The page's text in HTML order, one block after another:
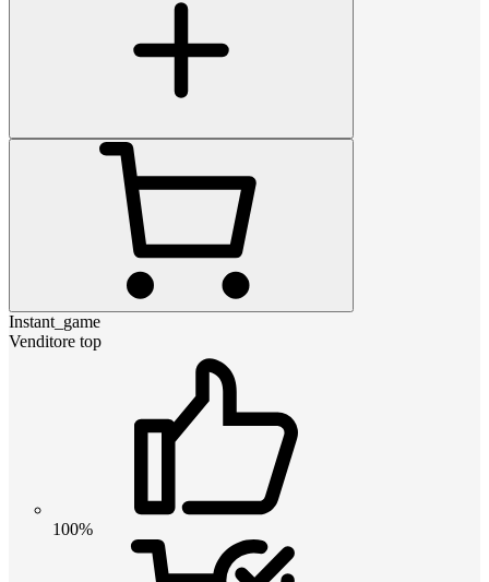
Instant_game
Venditore top
100%